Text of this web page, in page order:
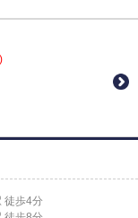
徒歩4分